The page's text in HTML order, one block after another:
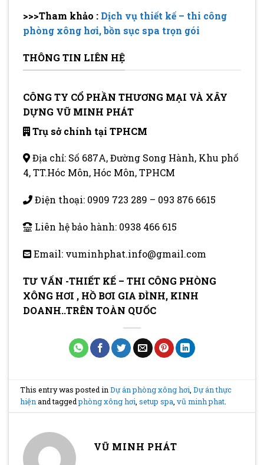
>>>Tham khảo : Dịch vụ thiết kế – thi công
phòng xông hơi, bồn sục spa trọn gói
THÔNG TIN LIÊN HỆ
CÔNG TY CỔ PHẦN THƯƠNG MẠI VÀ XÂY
DỰNG VŨ MINH PHÁT
Trụ sở chính tại TPHCM
Địa chỉ: Số 687A, Đường Song Hành, Khu phố
4, TT.Hóc Môn, Hóc Môn, TPHCM
Điện thoại: 0909 723 289 – 093 876 6615
Liên hệ bảo hành: 0938 466 615
Email: vuminhphat.info@gmail.com
TƯ VẤN -THIẾT KẾ – THI CÔNG PHÒNG
XÔNG HƠI , HỒ BƠI GIA ĐÌNH, KINH
DOANH..TRÊN TOÀN QUỐC
This entry was posted inDự án phòng xông hơi ,Dự án thực
hiện and taggedphòng xông hơi ,setup spa ,vũ minh phat
VŨ MINH PHÁT